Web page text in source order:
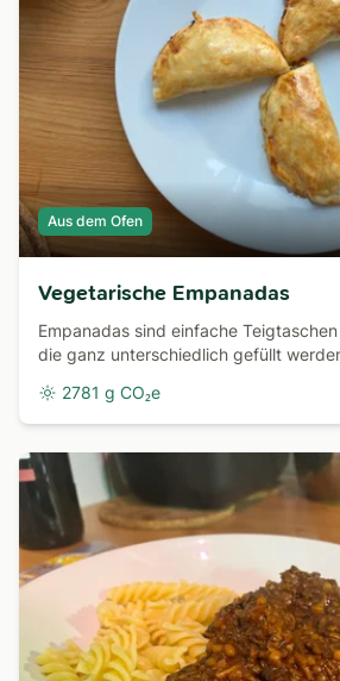
Aus dem Ofen
Vegetarische Empanadas
Empanadas sind einfache
die ganz unterschiedlich gefüllt
mit Bohnen, Karotten, Paprika, Mais
2781 g CO₂e